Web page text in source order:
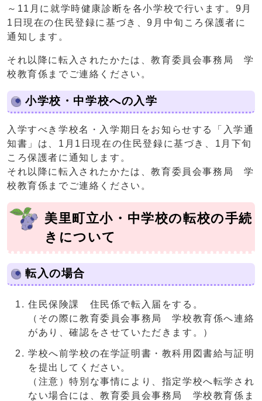
～11月に就学時健康診断を各小学校で行います。9月
1日現在の住民登録に基づき、9月中旬ころ保護者に
通知します。
それ以降に転入されたかたは、教育委員会事務局 学
校教育係までご連絡ください。
小学校・中学校への入学
入学すべき学校名・入学期日をお知らせする「入学通
知書」は、1月1日現在の住民登録に基づき、1月下旬
ころ保護者に通知します。
それ以降に転入されたかたは、教育委員会事務局 学
校教育係までご連絡ください。
美里町立小・中学校の転校の手続
きについて
転入の場合
住民保険課 住民係で転入届をする。
（その際に教育委員会事務局 学校教育係へ連絡
があり、確認をさせていただきます。）
学校へ前学校の在学証明書・教科用図書給与証明
を提出してください。
（注意）特別な事情により、指定学校へ転学され
ない場合には、教育委員会事務局 学校教育係ま